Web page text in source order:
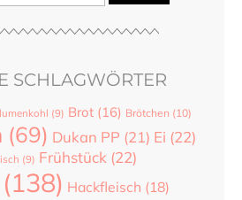
SCHLAGWÖRTER
(9) Brot (16) Brötchen (10)
(69) Dukan PP (21) Ei (22)
(9) Frühstück (22)
(138) Hackfleisch (18)